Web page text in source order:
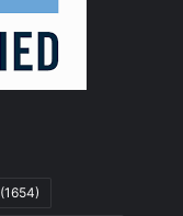
(1654)